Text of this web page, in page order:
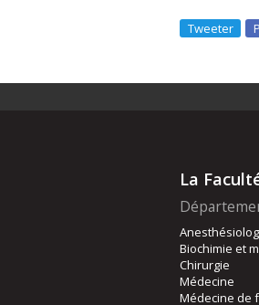
Tweeter
La
Biochimie et
Chirurgie
Médecine
Médecine de